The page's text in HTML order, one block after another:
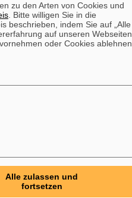
zu den Arten von Cookies und
. Bitte willigen Sie in die
beschrieben, indem Sie auf „Alle
auf unseren Webseiten
oder Cookies ablehnen
Alle zulassen und
fortsetzen